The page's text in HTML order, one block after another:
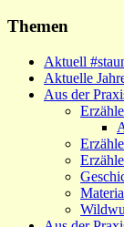
Themen
Aktuell
Aktuelle
Aus der